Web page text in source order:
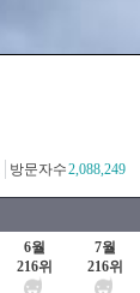
방문자수2,088,249
6월
216위
7월
216위